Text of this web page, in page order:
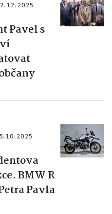
12. 2025
Pavel s
10. 2025
BMW R
Pavla